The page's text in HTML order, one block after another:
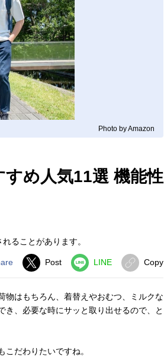
Photo by Amazon
め人気11選 機能性
ることがあります。
Post LINE Copy
物はもちろん、着替えやおむつ、ミルクな
き、必要な時にサッと取り出せるので、と
だわりたいですね。